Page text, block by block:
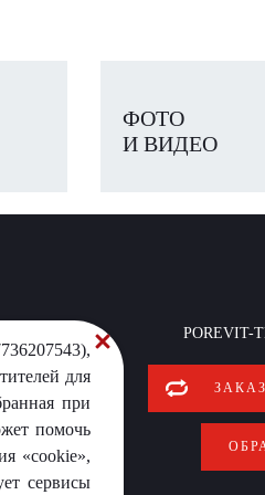
ФОТО
И ВИДЕО
POREVIT-
для
при
помочь
«cookie»,
сервисы